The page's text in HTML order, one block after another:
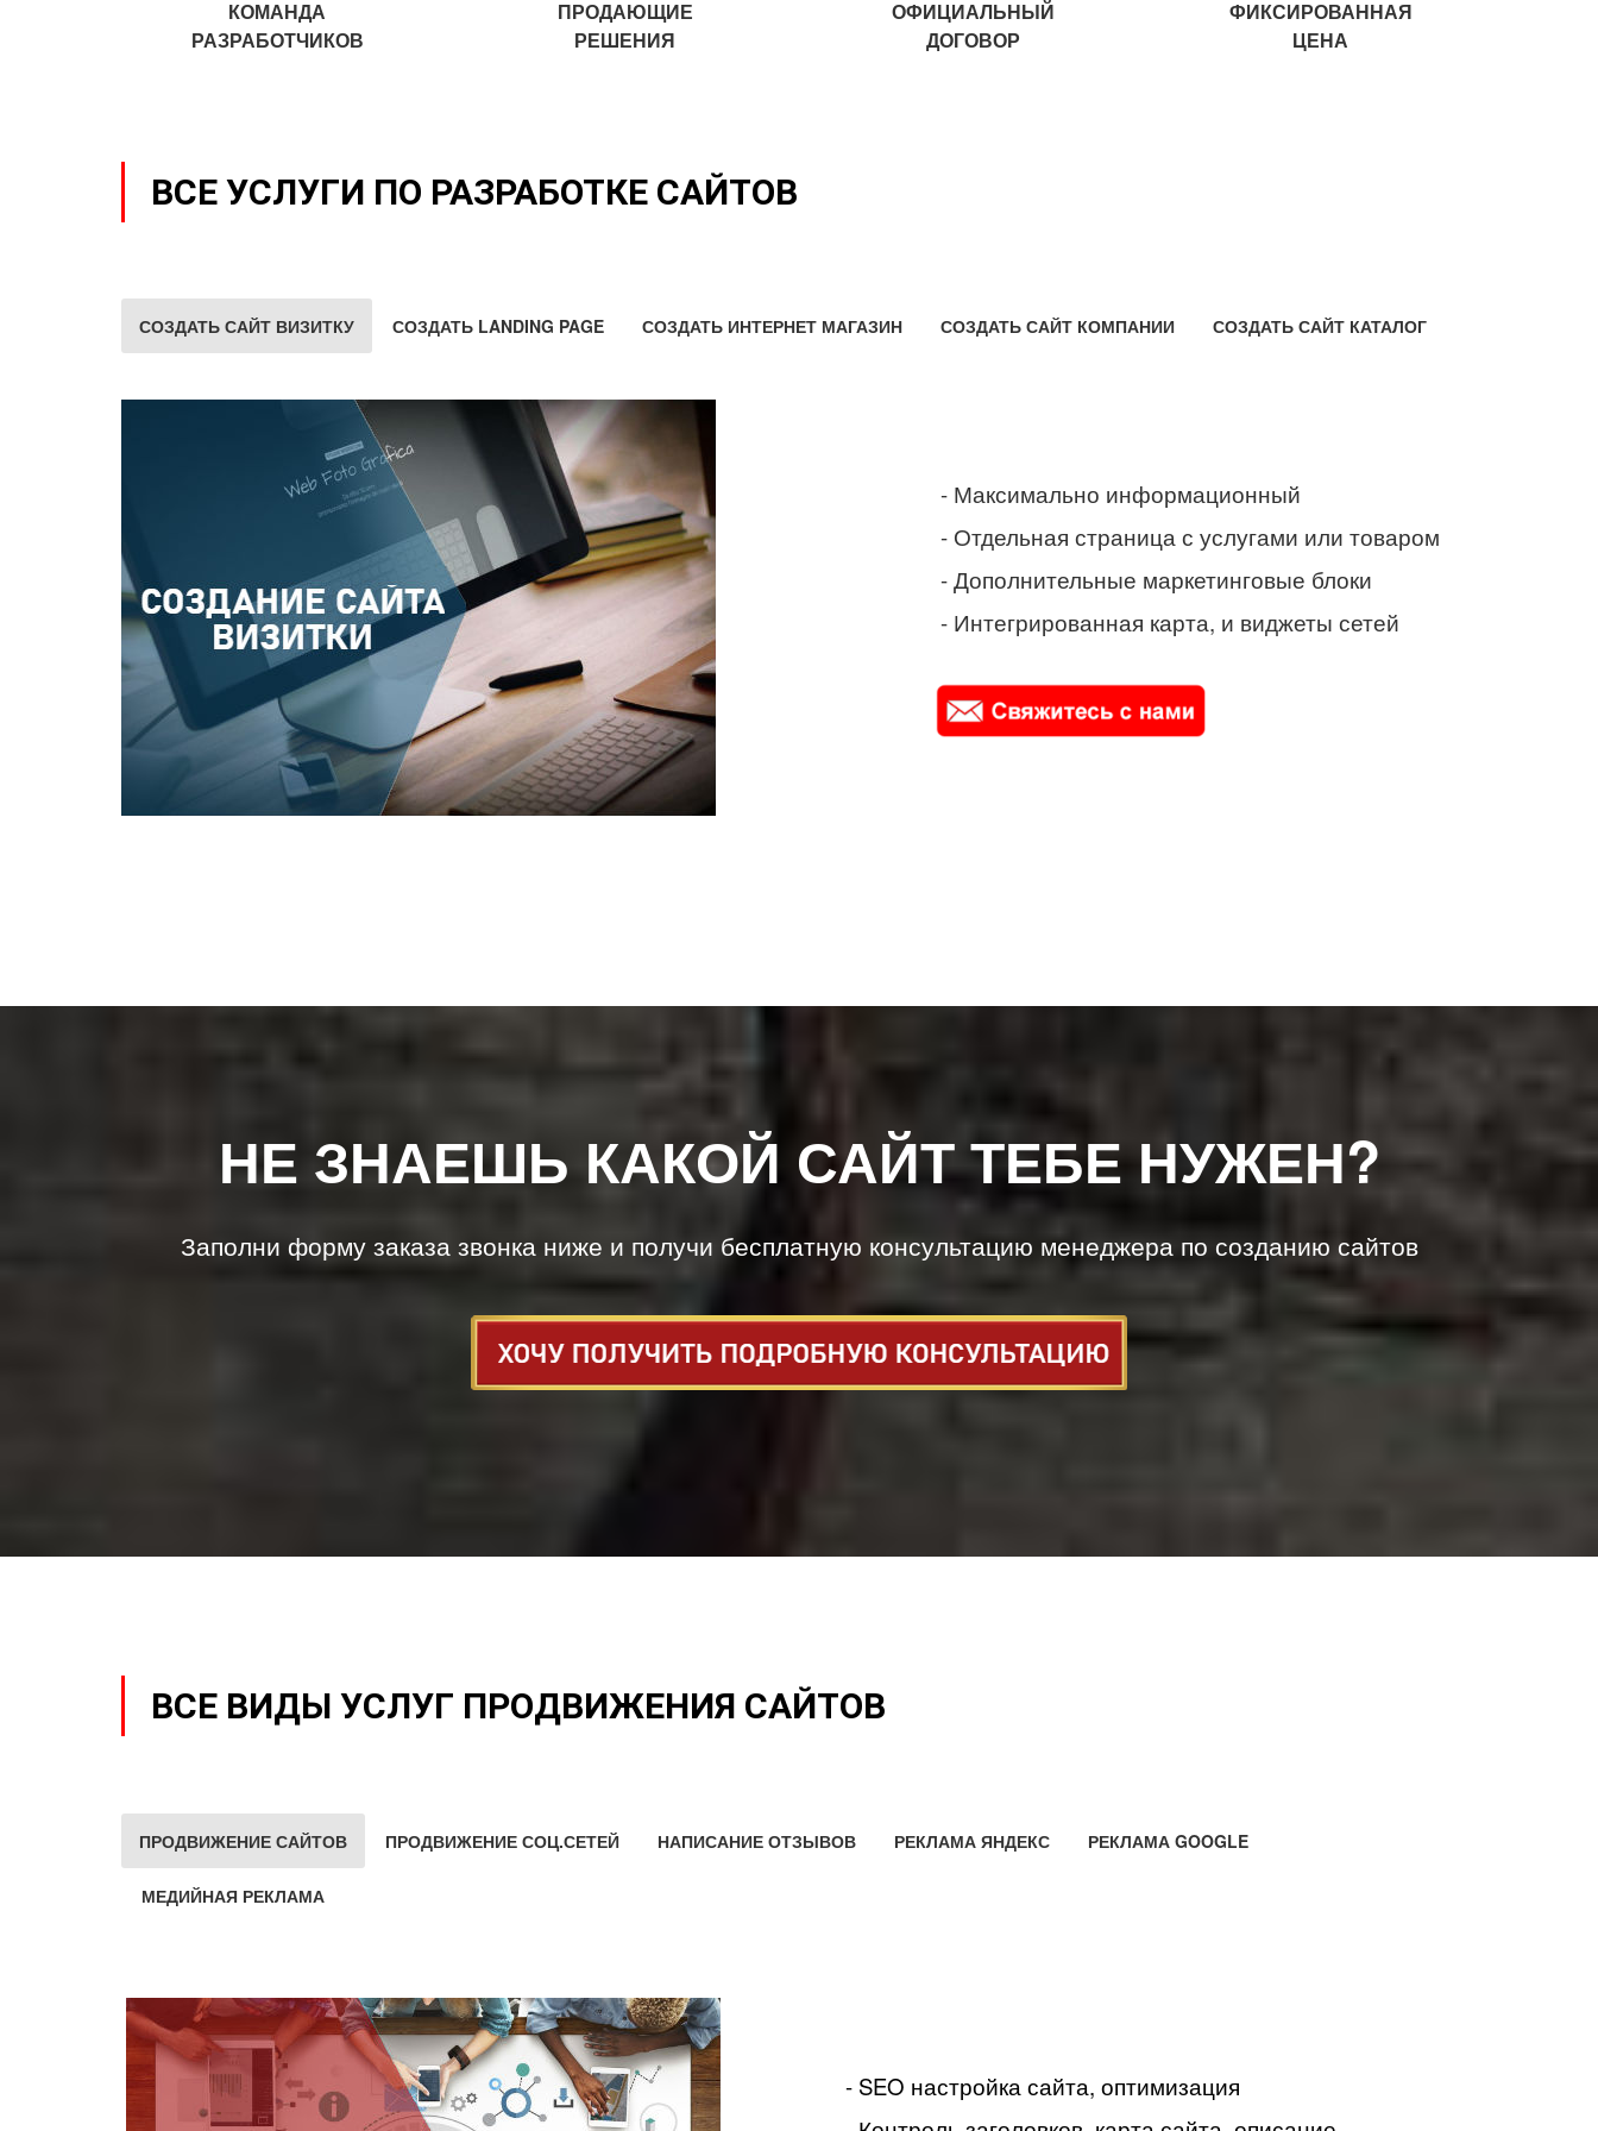
КОМАНДА
РАЗРАБОТЧИКОВ
ПРОДАЮЩИЕ
РЕШЕНИЯ
ОФИЦИАЛЬНЫЙ
ДОГОВОР
ФИКСИРОВАННАЯ
ЦЕНА
ВСЕ УСЛУГИ ПО РАЗРАБОТКЕ САЙТОВ
СОЗДАТЬ САЙТ ВИЗИТКУ СОЗДАТЬ LANDING PAGE СОЗДАТЬ ИНТЕРНЕТ МАГАЗИН СОЗДАТЬ САЙТ КОМПАНИИ СОЗДАТЬ САЙТ КАТАЛОГ
- Максимально информационный
- Отдельная страница с услугами или товаром
- Дополнительные маркетинговые блоки
- Интегрированная карта, и виджеты сетей
НЕ ЗНАЕШЬ КАКОЙ САЙТ ТЕБЕ НУЖЕН?
Заполни форму заказа звонка ниже и получи бесплатную консультацию менеджера по созданию сайтов
ВСЕ ВИДЫ УСЛУГ ПРОДВИЖЕНИЯ САЙТОВ
ПРОДВИЖЕНИЕ САЙТОВ ПРОДВИЖЕНИЕ СОЦ.СЕТЕЙ НАПИСАНИЕ ОТЗЫВОВ РЕКЛАМА ЯНДЕКС РЕКЛАМА GOOGLE
МЕДИЙНАЯ РЕКЛАМА
- SEO настройка сайта, оптимизация